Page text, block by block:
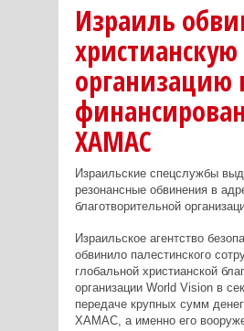
Израиль
христианскую
организацию
ХАМАС
Израильские спецслужбы
резонансные обвинения в
благотворительной
Израильское агентство
обвинило палестинского
глобальной христианской
организации World Visionв
передаче крупных сумм
ХАМАС, а именно его